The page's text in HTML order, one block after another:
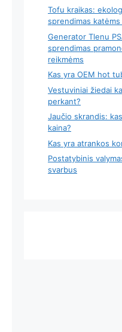
Tofu kraikas:
sprendimas
Generator Tlenu
sprendimas
reikmėms
Kas yra OEM hot
Vestuviniai žiedai
perkant?
Jaučio skrandis:
kaina?
Kas yra atrankos
Postatybinis
svarbus